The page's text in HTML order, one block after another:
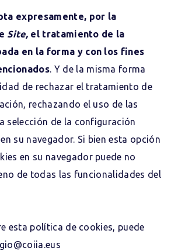
expresamente, por la
Site, el tratamiento de la
en la forma y con los fines
. Y de la misma forma
de rechazar el tratamiento de
rechazando el uso de las
selección de la configuración
su navegador. Si bien esta opción
en su navegador puede no
de todas las funcionalidades del
esta política de cookies, puede